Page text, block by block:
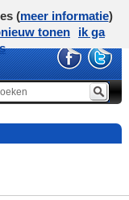
(meer informatie)
tonen
ik ga